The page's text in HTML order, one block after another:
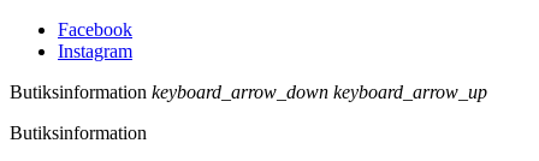
Facebook
Instagram
Butiksinformation keyboard_arrow_down keyboard_arrow_up
Butiksinformation